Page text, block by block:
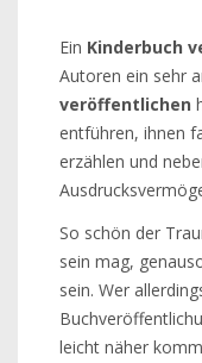
Ein Kinderbuch
Autoren ein sehr
veröffentlichen
entführen, ihnen
erzählen und
So schön der
sein mag,
sein. Wer
leicht näher